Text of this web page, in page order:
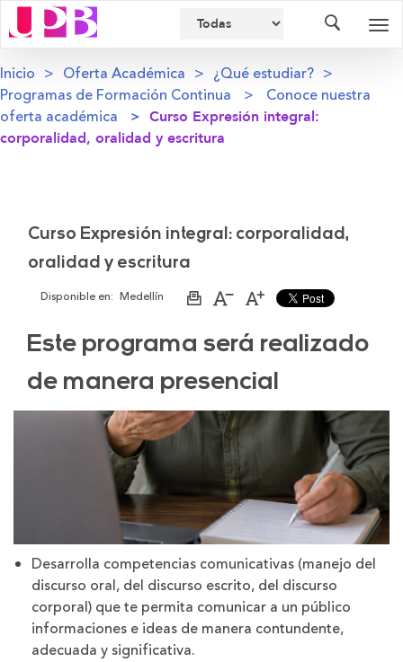
Inicio Oferta Académica
¿Qué estudiar?
Programas de Formación Continua
Conoce nuestra
oferta académica
Curso Expresión integral:
corporalidad, oralidad y escritura
Curso Expresión integral: corporalidad,
oralidad y escritura
Disponible en: Medellín
ImprimirAumentar
de
la
letra
Disminuir
de
la
letra
Este programa será realizado
de manera presencial
Desarrolla competencias comunicativas (manejo del
discurso oral, del discurso escrito, del discurso
corporal) que te permita comunicar a un público
informaciones e ideas de manera contundente,
adecuada y significativa.